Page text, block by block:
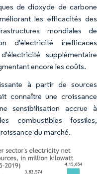
de dioxyde de carbone
les efficacités des
mondiales de
d'électricité inefficaces
supplémentaire
encore les coûts.
à partir de sources
connaître une croissance
sensibilisation accrue à
combustibles fossiles,
du marché.